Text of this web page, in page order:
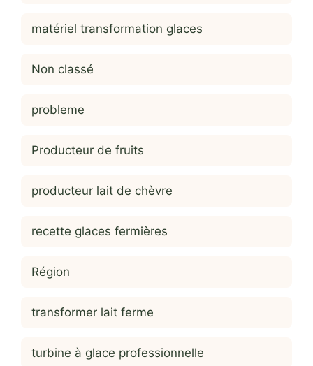
matériel transformation glaces
Non classé
probleme
Producteur de fruits
producteur lait de chèvre
recette glaces fermières
Région
transformer lait ferme
turbine à glace professionnelle